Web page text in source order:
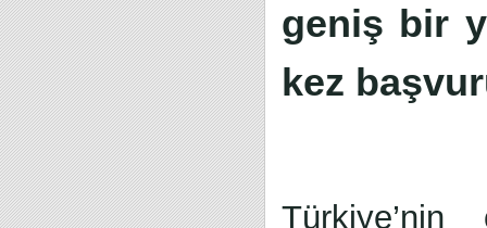
geniş bir
kez